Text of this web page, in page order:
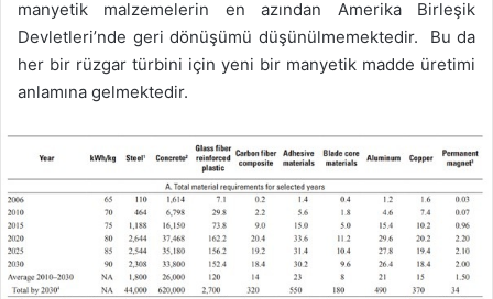
manyetik malzemelerin en azından Amerika Birleşik
Devletleri’nde geri dönüşümü düşünülmemektedir. Bu da
her bir rüzgar türbini için yeni bir manyetik madde üretimi
anlamına gelmektedir.